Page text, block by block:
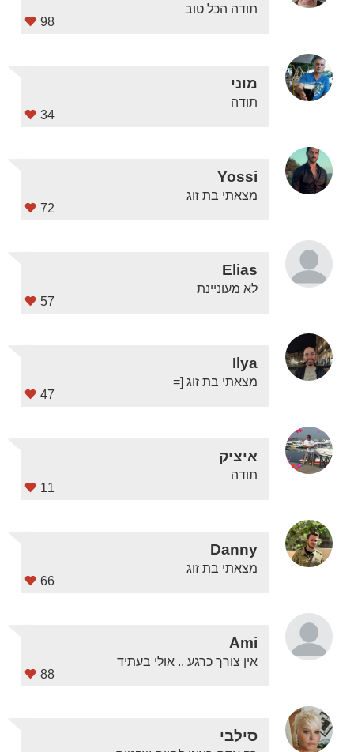
98
תודה הכל טוב
34
מוני
תודה
72
Yossi
מצאתי בת זוג
57
Elias
לא מעוניינת
47
Ilya
מצאתי בת זוג [=
11
איציק
תודה
66
Danny
מצאתי בת זוג
88
Ami
אין צורך כרגע .. אולי בעתיד
סילבי